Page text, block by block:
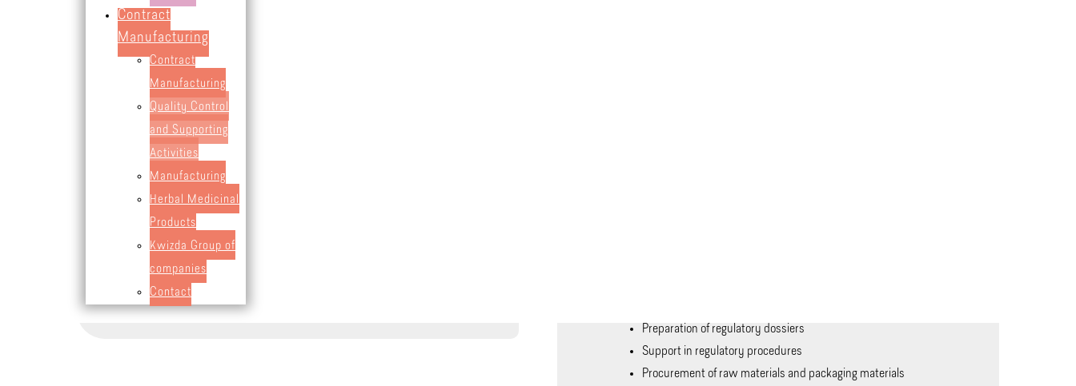
Contract
Manufacturing
Contract
Manufacturing
Quality Control
and Supporting
Activities
Manufacturing
Herbal Medicinal
Products
Kwizda Group of
companies
Contact
Quality Control
Wet chemistry and physical methods
HPLC
HPTLC
NIR, FTIR
GC
Preparation of regulatory dossiers
Support in regulatory procedures
Procurement of raw materials and packaging materials